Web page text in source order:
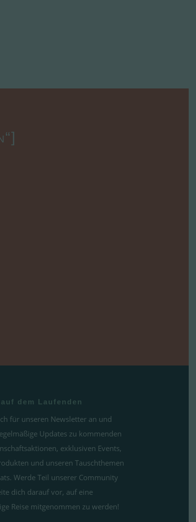
dem Laufenden
für unseren Newsletter an und
Updates zu kommenden
exklusiven Events,
und unseren Tauschthemen
Werde Teil unserer Community
dich darauf vor, auf eine
Reise mitgenommen zu werden!